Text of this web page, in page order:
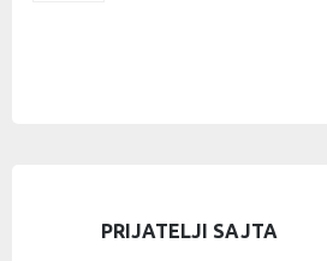
PRIJATELJI SAJTA